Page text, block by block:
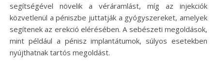
segítségével növelik a véráramlást, míg az injekciók
közvetlenül a péniszbe juttatják a gyógyszereket, amelyek
segítenek az erekció elérésében. A sebészeti megoldások,
mint például a pénisz implantátumok, súlyos esetekben
nyújthatnak tartós megoldást.